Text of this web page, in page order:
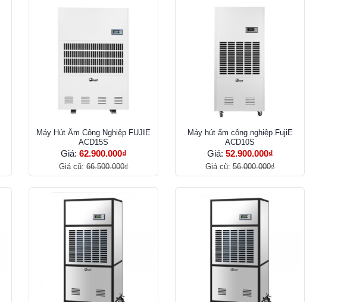
Máy Hút Ẩm Công Nghiệp FUJIE
ACD15S
Giá: 62.900.000₫
Giá cũ:66.500.000₫
Máy hút ẩm công nghiệp FujiE
ACD10S
Giá: 52.900.000₫
Giá cũ:56.000.000₫